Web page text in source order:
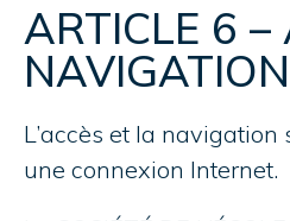
ARTICLE 6 –
NAVIGATION
L’accès et la navigation
une connexion Internet.